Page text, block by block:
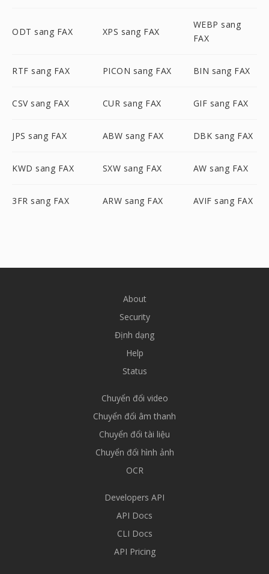
ODT sang FAX XPS sang FAX
WEBP sang
FAX
RTF sang FAX PICON sang FAX BIN sang FAX
CSV sang FAX CUR sang FAX GIF sang FAX
JPS sang FAX ABW sang FAX DBK sang FAX
KWD sang FAX SXW sang FAX AW sang FAX
3FR sang FAX ARW sang FAX AVIF sang FAX
About
Security
Định dạng
Help
Status
Chuyển đổi video
Chuyển đổi âm thanh
Chuyển đổi tài liệu
Chuyển đổi hình ảnh
OCR
Developers API
API Docs
CLI Docs
API Pricing